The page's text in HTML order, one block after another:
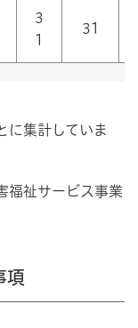
3
1
31
に集計していま
福祉サービス事業
項